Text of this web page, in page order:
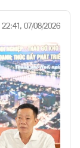
22:41, 07/08/2026